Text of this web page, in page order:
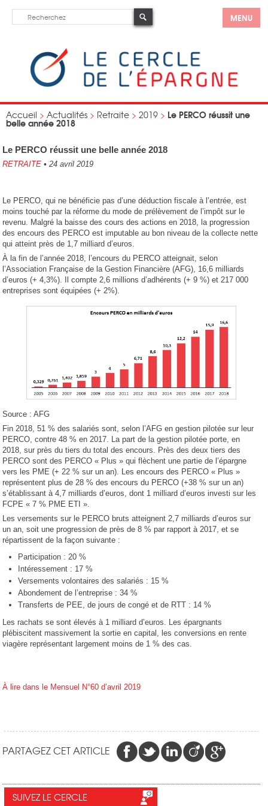
MENU
Accueil > Actualités > Retraite > 2019 > Le PERCO réussit une
belle année 2018
Le PERCO réussit une belle année 2018
RETRAITE • 24 avril 2019
Le PERCO, qui ne bénéficie pas d’une déduction fiscale à l’entrée, est
moins touché par la réforme du mode de prélèvement de l’impôt sur le
revenu. Malgré la baisse des cours des actions en 2018, la progression
des encours des PERCO est imputable au bon niveau de la collecte nette
qui atteint près de 1,7 milliard d’euros.
À la fin de l’année 2018, l’encours du PERCO atteignait, selon
l’Association Française de la Gestion Financière (AFG), 16,6 milliards
d’euros (+ 4,3%). Il compte 2,6 millions d’adhérents (+ 9 %) et 217 000
entreprises sont équipées (+ 2%).
Source : AFG
Fin 2018, 51 % des salariés sont, selon l’AFG en gestion pilotée sur leur
PERCO, contre 48 % en 2017. La part de la gestion pilotée porte, en
2018, sur près du tiers du total des encours. Près des deux tiers des
PERCO sont des PERCO « Plus » qui flèchent une partie de l’épargne
vers les PME (+ 22 % sur un an). Les encours des PERCO « Plus »
représentent plus de 28 % des encours du PERCO (+38 % sur un an)
s’établissant à 4,7 milliards d’euros, dont 1 milliard d’euros investi sur les
FCPE « 7 % PME ETI ».
Les versements sur le PERCO bruts atteignent 2,7 milliards d’euros sur
un an, soit une progression de près de 8 % par rapport à 2017, et se
répartissent de la façon suivante :
Participation : 20 %
Intéressement : 17 %
Versements volontaires des salariés : 15 %
Abondement de l’entreprise : 34 %
Transferts de PEE, de jours de congé et de RTT : 14 %
Les rachats se sont élevés à 1 milliard d’euros. Les épargnants
plébiscitent massivement la sortie en capital, les conversions en rente
viagère représentant largement moins de 1 % des cas.
À lire dans le Mensuel N°60 d’avril 2019
PARTAGEZ CET ARTICLE
SUIVEZ LE CERCLE